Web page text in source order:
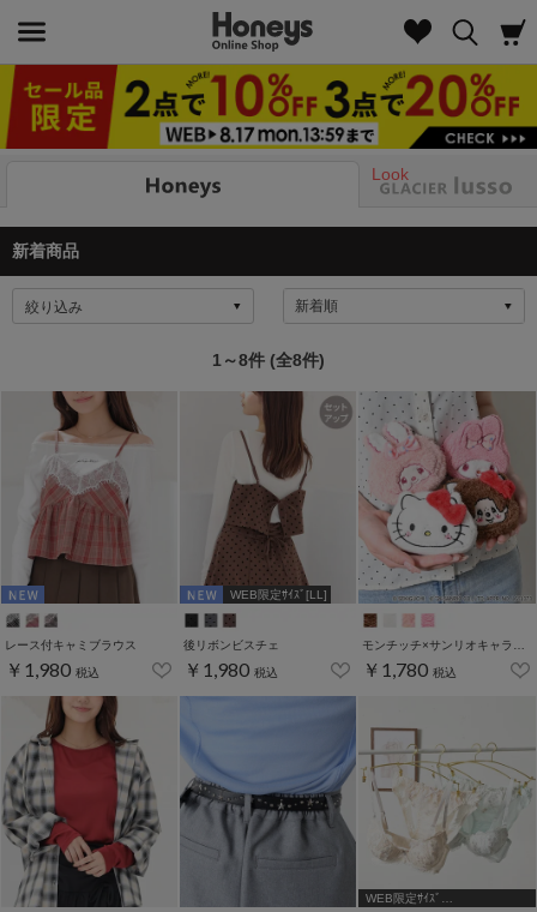
Look
新着商品
絞り込み
1～8件 (全8件)
レース付キャミブラウス
￥1,980 税込
WEB限定ｻｲｽﾞ[LL]
後リボンビスチェ
￥1,980 税込 ￥1,780 税込
WEB限定ｻｲｽﾞ